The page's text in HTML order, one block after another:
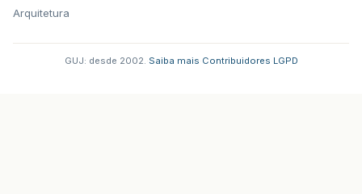
Arquitetura
GUJ: desde 2002. Saiba mais Contribuidores LGPD